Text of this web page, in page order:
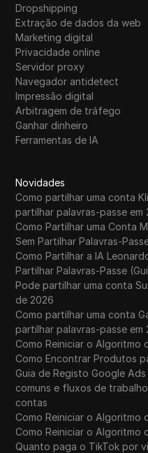
Dropshipping
Extração de dados da web
Marketing digital
Privacidade online
Servidor proxy
Navegador antidetect
Impressão digital
Arbitragem de tráfego
Ganhar dinheiro
Ferramentas de IA
Novidades
Como partilhar uma conta
partilhar palavras-passe em
Como Partilhar uma Conta
Sem Partilhar Palavras-
Como Partilhar a IA
Partilhar Palavras-Passe
Pode partilhar uma conta
de 2026
Como partilhar uma conta
partilhar palavras-passe em
Como Reiniciar o Algoritmo
Como Encontrar Produtos
Guia de Registo Google
comuns e fluxos de
contas
Como Reiniciar o Algoritmo
Como Reiniciar o Algoritmo
Quanto paga o TikTok por